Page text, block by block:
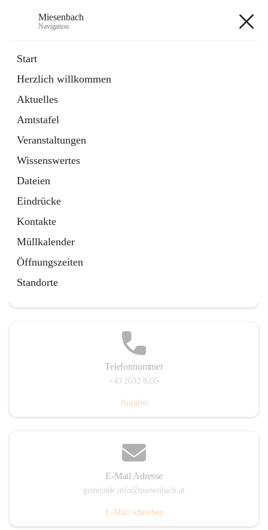
Miesenbach
Navigation
Start
Herzlich willkommen
Aktuelles
Amtstafel
Veranstaltungen
Wissenswertes
Dateien
Eindrücke
Kontakte
Müllkalender
Öffnungszeiten
Standorte
Externe Webseite
in
Tab
Region Schneebergland
Externe Webseite
öffnet
in
neuem
Tab
Telefonnummer
+43 2632 8235
Anrufen
E-Mail Adresse
gemeinde.info@miesenbach.at
E-Mail schreiben